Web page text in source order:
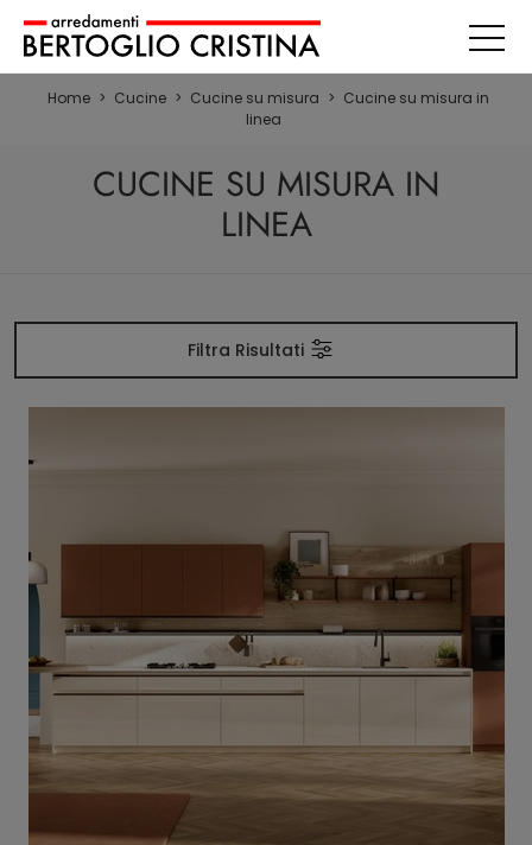
Home > Cucine > Cucine su misura > Cucine su misura in
linea
CUCINE SU MISURA IN
LINEA
Filtra Risultati